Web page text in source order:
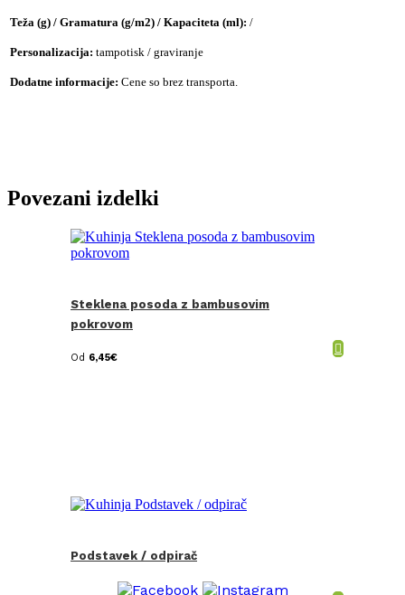
Teža (g) / Gramatura (g/m2) / Kapaciteta (ml): /
Personalizacija: tampotisk / graviranje
Dodatne informacije: Cene so brez transporta.
Povezani izdelki
Steklena posoda z bambusovim
pokrovom
Od 6,45€
Podstavek / odpirač